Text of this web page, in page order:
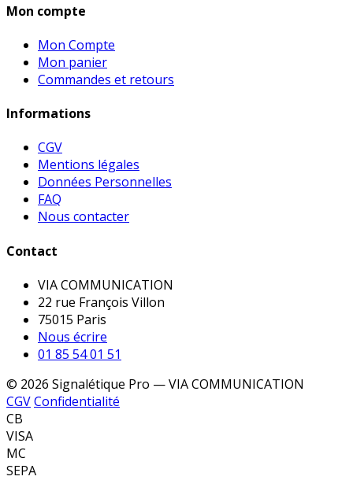
Mon compte
Mon Compte
Mon panier
Commandes et retours
Informations
CGV
Mentions légales
Données Personnelles
FAQ
Nous contacter
Contact
VIA COMMUNICATION
22 rue François Villon
75015 Paris
Nous écrire
01 85 54 01 51
© 2026 Signalétique Pro — VIA COMMUNICATION
CGVConfidentialité
CB
VISA
MC
SEPA